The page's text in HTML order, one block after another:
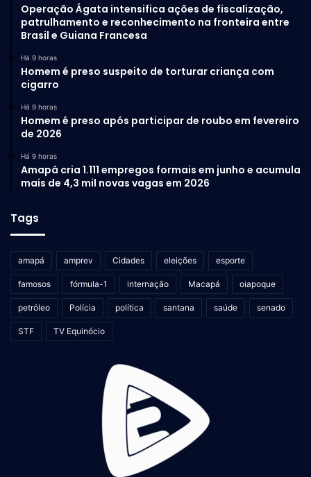
Operação Ágata intensifica ações de fiscalização,
patrulhamento e reconhecimento na fronteira entre
Brasil e Guiana Francesa
Há 9 horas
Homem é preso suspeito de torturar criança com
cigarro
Há 9 horas
Homem é preso após participar de roubo em fevereiro
de 2026
Há 9 horas
Amapá cria 1.111 empregos formais em junho e acumula
mais de 4,3 mil novas vagas em 2026
Tags
amapá amprev Cidades eleições esporte
famosos fórmula-1 internação Macapá oiapoque
petróleo Polícia política santana saúde senado
STF TV Equinócio